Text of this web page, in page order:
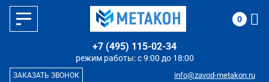
режим работы: с 9:00 до 18:00
+7 (495) 115-02-34
info@zavod-metakon.ru
ЗАКАЗАТЬ ЗВОНОК
0